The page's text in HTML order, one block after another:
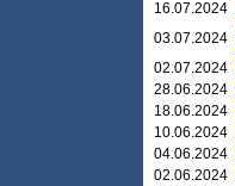
16.07.2024
03.07.2024
02.07.2024
28.06.2024
18.06.2024
10.06.2024
04.06.2024
02.06.2024